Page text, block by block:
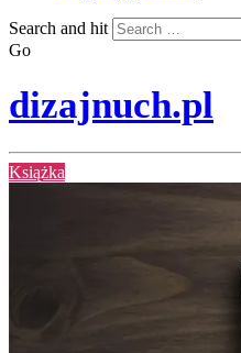
Search and hit
Go
dizajnuch.pl
Książka